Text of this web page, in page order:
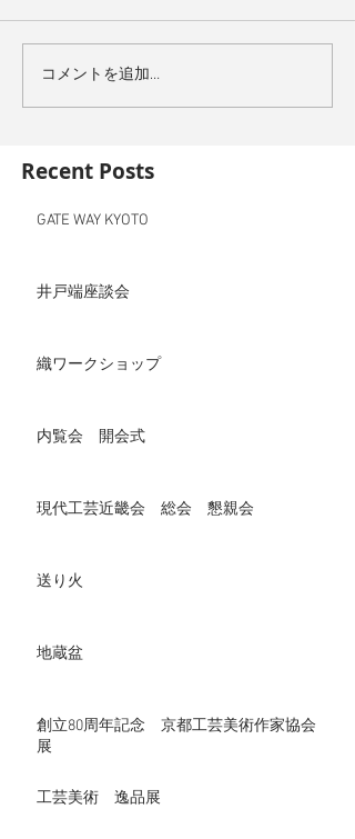
コメントを追加…
Recent Posts
GATE WAY KYOTO
井戸端座談会
織ワークショップ
内覧会 開会式
現代工芸近畿会 総会 懇親会
送り火
地蔵盆
創立80周年記念 京都工芸美術作家協会
展
工芸美術 逸品展